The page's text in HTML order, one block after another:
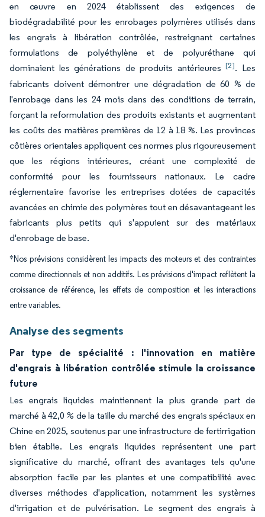
en œuvre en 2024 établissent des exigences de
biodégradabilité pour les enrobages polymères utilisés dans
les engrais à libération contrôlée, restreignant certaines
formulations de polyéthylène et de polyuréthane qui
dominaient les générations de produits antérieures[2]. Les
fabricants doivent démontrer une dégradation de 60 % de
l'enrobage dans les 24 mois dans des conditions de terrain,
forçant la reformulation des produits existants et augmentant
les coûts des matières premières de 12 à 18 %. Les provinces
côtières orientales appliquent ces normes plus rigoureusement
que les régions intérieures, créant une complexité de
conformité pour les fournisseurs nationaux. Le cadre
réglementaire favorise les entreprises dotées de capacités
avancées en chimie des polymères tout en désavantageant les
fabricants plus petits qui s'appuient sur des matériaux
d'enrobage de base.
*Nos prévisions considèrent les impacts des moteurs et des contraintes
comme directionnels et non additifs. Les prévisions d'impact reflètent la
croissance de référence, les effets de composition et les interactions
entre variables.
Analyse des segments
Par type de spécialité : l'innovation en matière
d'engrais à libération contrôlée stimule la croissance
future
Les engrais liquides maintiennent la plus grande part de
marché à 42,0 % de la taille du marché des engrais spéciaux en
Chine en 2025, soutenus par une infrastructure de fertirrigation
bien établie. Les engrais liquides représentent une part
significative du marché, offrant des avantages tels qu'une
absorption facile par les plantes et une compatibilité avec
diverses méthodes d'application, notamment les systèmes
d'irrigation et de pulvérisation. Le segment des engrais à